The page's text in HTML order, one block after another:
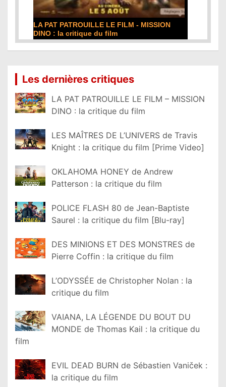
LA PAT PATROUILLE LE FILM - MISSION
DINO : la critique du film
Les dernières critiques
LA PAT PATROUILLE LE FILM – MISSION
DINO : la critique du film
LES MAÎTRES DE L’UNIVERS de Travis
Knight : la critique du film [Prime Video]
OKLAHOMA HONEY de Andrew
Patterson : la critique du film
POLICE FLASH 80 de Jean-Baptiste
Saurel : la critique du film [Blu-ray]
DES MINIONS ET DES MONSTRES de
Pierre Coffin : la critique du film
L’ODYSSÉE de Christopher Nolan : la
critique du film
VAIANA, LA LÉGENDE DU BOUT DU
MONDE de Thomas Kail : la critique du
film
EVIL DEAD BURN de Sébastien Vaniček :
la critique du film